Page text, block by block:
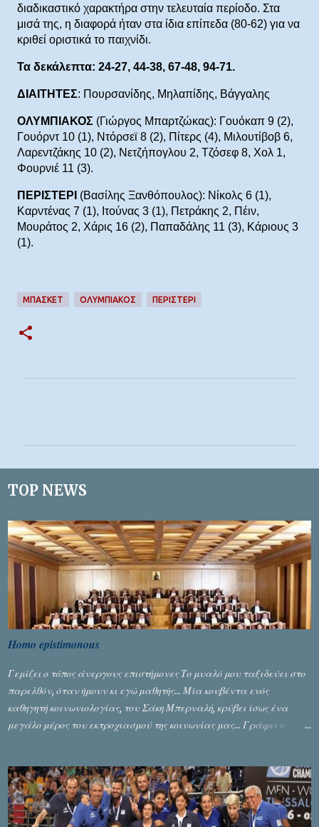
διαδικαστικό χαρακτήρα στην τελευταία περίοδο. Στα
μισά της, η διαφορά ήταν στα ίδια επίπεδα (80-62) για να
κριθεί οριστικά το παιχνίδι.
Τα δεκάλεπτα: 24-27, 44-38, 67-48, 94-71.
ΔΙΑΙΤΗΤΕΣ: Πουρσανίδης, Μηλαπίδης, Βάγγαλης
ΟΛΥΜΠΙΑΚΟΣ (Γιώργος Μπαρτζώκας): Γουόκαπ 9 (2),
Γουόρντ 10 (1), Ντόρσεϊ 8 (2), Πίτερς (4), Μιλουτίβοβ 6,
Λαρεντζάκης 10 (2), Νετζήπογλου 2, Τζόσεφ 8, Χολ 1,
Φουρνιέ 11 (3).
ΠΕΡΙΣΤΕΡΙ (Βασίλης Ξανθόπουλος): Νίκολς 6 (1),
Καρντένας 7 (1), Ιτούνας 3 (1), Πετράκης 2, Πέιν,
Μουράτος 2, Χάρις 16 (2), Παπαδάλης 11 (3), Κάριους 3
(1).
ΜΠΆΣΚΕΤ ΟΛΥΜΠΙΑΚΟΣ ΠΕΡΙΣΤΕΡΙ
ι
TOP NEWS
Homo epistimonous
Γεμίζει ο τόπος άνεργους επιστήμονες Το μυαλό μου ταξιδεύει στο
παρελθόν, όταν ήμουν κι εγώ μαθητής... Μία κουβέντα ενός
καθηγητή κοινωνιολογίας, του Σάκη Μπερναλή, κρύβει ίσως ένα
μεγάλο μέρος του εκτροχιασμού της κοινωνίας μας... Γράφει ο